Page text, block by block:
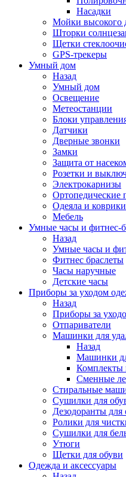
Насадки
Мойки высокого
Шторки
Щетки
GPS-трекеры
Умный дом
Назад
Умный дом
Освещение
Метеостанции
Блоки
Датчики
Дверные звонки
Замки
Защита от
Розетки и
Электрокарнизы
Ортопедические
Одеяла и
Мебель
Умные часы и фитнес-
Назад
Умные часы и
Фитнес браслеты
Часы наручные
Детские часы
Приборы за уходом
Назад
Приборы за
Отпариватели
Машинки для
Назад
Машинки
Комплекты
Сменные
Стиральные
Сушилки для
Дезодоранты для
Ролики для
Сушилки для
Утюги
Щетки для обуви
Одежда и аксессуары